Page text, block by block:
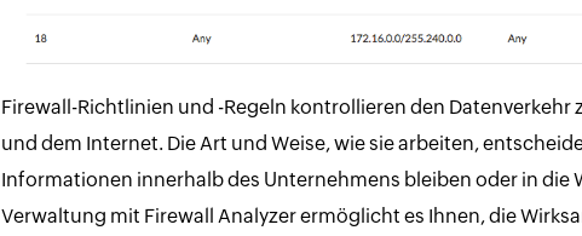
Firewall-Richtlinien und -Regeln kontrollieren den Datenverkehr
und dem Internet. Die Art und Weise, wie sie arbeiten,
Informationen innerhalb des Unternehmens bleiben oder in die
Verwaltung mit Firewall Analyzer ermöglicht es Ihnen, die